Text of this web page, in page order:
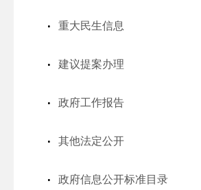
重大民生信息
建议提案办理
政府工作报告
其他法定公开
政府信息公开标准目录